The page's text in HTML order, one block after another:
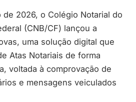
2026, o Colégio Notarial do
(CNB/CF) lançou a
uma solução digital que
Atas Notariais de forma
voltada à comprovação de
e mensagens veiculados